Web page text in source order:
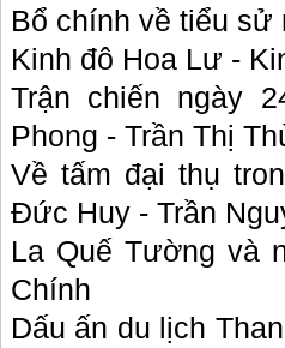
Bổ chính về tiểu
Kinh đô Hoa Lư -
Trận chiến ngày
Phong - Trần Thị
Về tấm đại thụ
Đức Huy - Trần
La Quế Tường và
Chính
Dấu ấn du lịch